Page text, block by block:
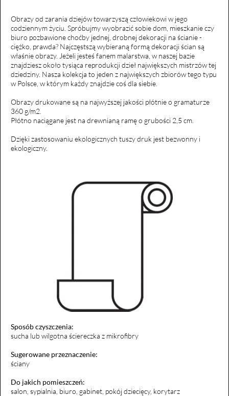
Obrazy od zarania dziejów towarzyszą człowiekowi w jego
codziennym życiu. Spróbujmy wyobrazić sobie dom, mieszkanie czy
biuro pozbawione choćby jednej, drobnej dekoracji na ścianie -
ciężko, prawda? Najczęstszą wybieraną formą dekoracji ścian są
właśnie obrazy. Jeżeli jesteś fanem malarstwa, w naszej bazie
znajdziesz około tysiąca reprodukcji dzieł największych mistrzów tej
dziedziny. Nasza kolekcja to jeden z największych zbiorów tego typu
w Polsce, w którym każdy znajdzie coś dla siebie.
Obrazy drukowane są na najwyższej jakości płótnie o gramaturze
360 g/m2.
Płótno naciągane jest na drewnianą ramę o grubości 2,5 cm.
Dzięki zastosowaniu ekologicznych tuszy druk jest bezwonny i
ekologiczny.
Sposób czyszczenia:
sucha lub wilgotna ściereczka z mikrofibry
Sugerowane przeznaczenie:
ściany
Do jakich pomieszczeń:
salon, sypialnia, biuro, gabinet, pokój dziecięcy, korytarz